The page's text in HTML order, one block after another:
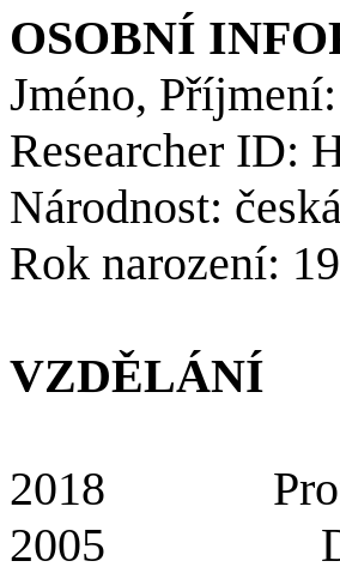
OSOBNÍ
Jméno, Příjmení:
Researcher ID:
Národnost:
Rok narození:
VZDĚLÁNÍ
2018
2005 Docent